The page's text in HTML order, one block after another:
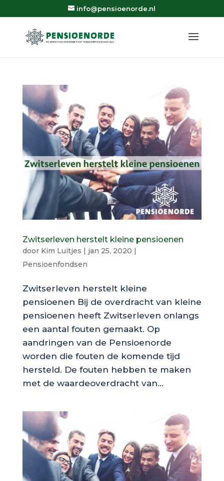
info@pensioenorde.nl
Zwitserleven herstelt kleine pensioenen
door Kim Luitjes | jan 25, 2020 |
Pensioenfondsen
Zwitserleven herstelt kleine
pensioenen Bij de overdracht van kleine
pensioenen heeft Zwitserleven onlangs
een aantal fouten gemaakt. Op
aandringen van de Pensioenorde
worden die fouten de komende tijd
hersteld. De fouten hebben te maken
met de waardeoverdracht van...